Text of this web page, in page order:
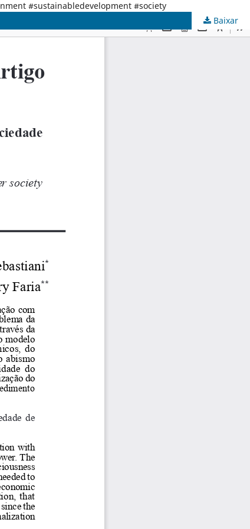
#sustainabledevelopment #society
Baixar